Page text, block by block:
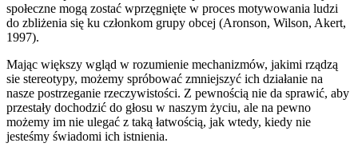
społeczne mogą zostać wprzęgnięte w proces motywowania ludzi
do zbliżenia się ku członkom grupy obcej (Aronson, Wilson, Akert,
1997).
Mając większy wgląd w rozumienie mechanizmów, jakimi rządzą
sie stereotypy, możemy spróbować zmniejszyć ich działanie na
nasze postrzeganie rzeczywistości. Z pewnością nie da sprawić, aby
przestały dochodzić do głosu w naszym życiu, ale na pewno
możemy im nie ulegać z taką łatwością, jak wtedy, kiedy nie
jesteśmy świadomi ich istnienia.